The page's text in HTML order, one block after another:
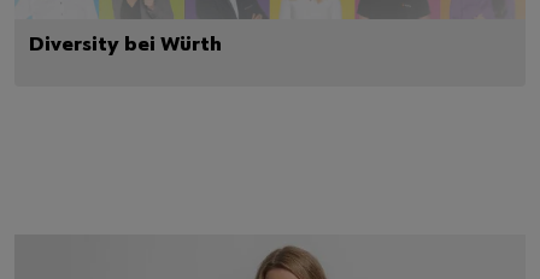
Diversity bei Würth